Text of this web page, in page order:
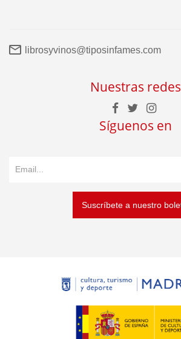
librosyvinos@tiposinfames.com
Nuestras redes
Síguenos en
Suscríbete a nuestro